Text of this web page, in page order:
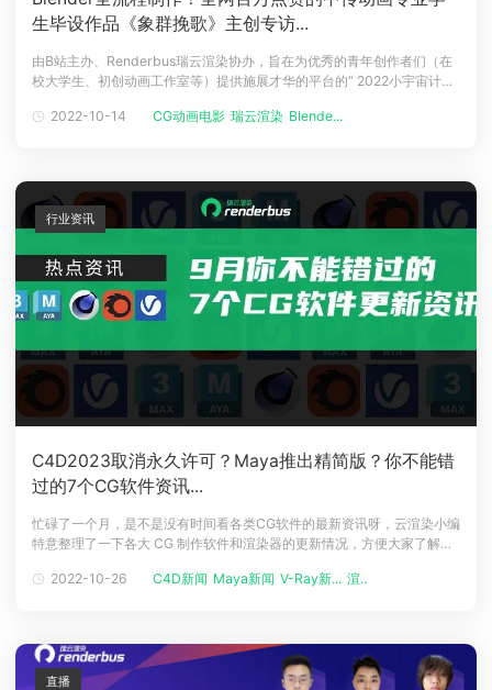
生毕设作品《象群挽歌》主创专访...
由B站主办、Renderbus瑞云渲染协办，旨在为优秀的青年创作者们（在
校大学生、初创动画工作室等）提供施展才华的平台的“ 2022小宇宙计划
与，但只有21个作品入围最终动画大奖角逐！其中，有一个学生团队的作
2022-10-14 CG动画电影 瑞云渲染 Blende...
C4D2023取消永久许可？Maya推出精简版？你不能错
过的7个CG软件资讯...
忙碌了一个月，是不是没有时间看各类CG软件的最新资讯呀，云渲染小编
特意整理了一下各大 CG 制作软件和渲染器的更新情况，方便大家了解行
开始冲刺开发周期，九月更新版本的软件异常的多！不多说啦，快来一起
2022-10-26 C4D新闻 Maya新闻 V-Ray新... 渲染软件
行业资讯
直播